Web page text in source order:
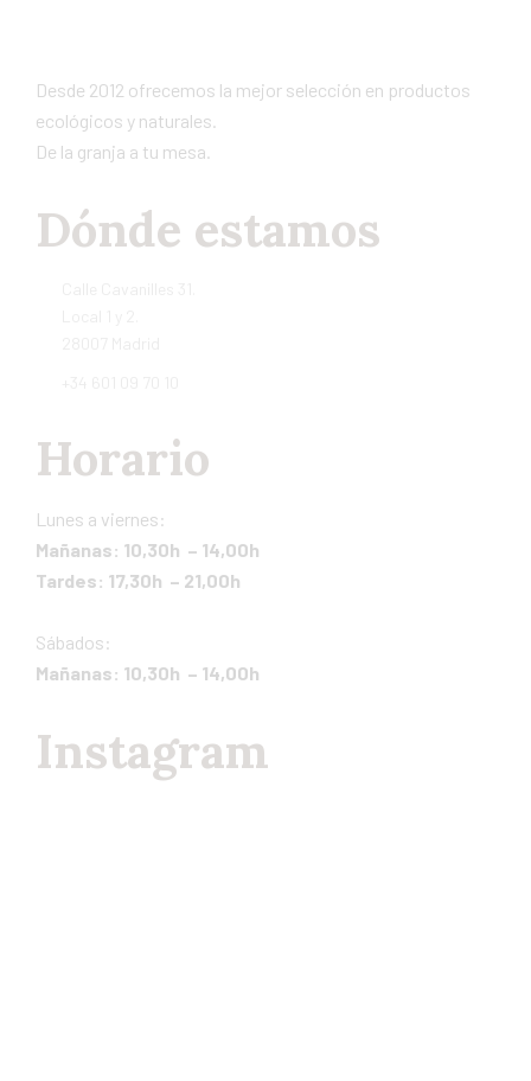
Desde 2012 ofrecemos la mejor selección en productos
ecológicos y naturales.
De la granja a tu mesa.
Dónde estamos
Horario
Lunes a viernes:
Mañanas: 10,30h – 14,00h
Tardes: 17,30h – 21,00h
Sábados:
Mañanas: 10,30h – 14,00h
Instagram